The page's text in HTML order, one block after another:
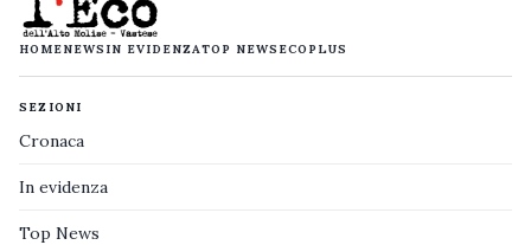
HOMENEWS IN EVIDENZATOP NEWS ECOPLUS
SEZIONI
Cronaca
In evidenza
Top News